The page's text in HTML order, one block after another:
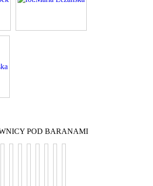
POD BARANAMI